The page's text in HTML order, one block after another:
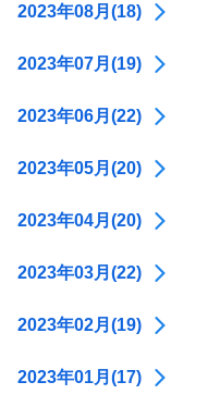
2023年08月(18)
2023年07月(19)
2023年06月(22)
2023年05月(20)
2023年04月(20)
2023年03月(22)
2023年02月(19)
2023年01月(17)